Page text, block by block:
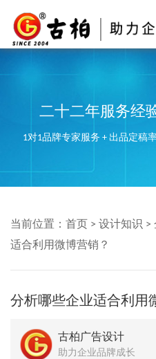
二十二年服务经
1对1品牌专家服务 + 出品定稿
当前位置： 首页 > 设计知识 >
适合利用微博营销？
分析哪些企业适合利用
古柏广告设计
助力企业品牌成长